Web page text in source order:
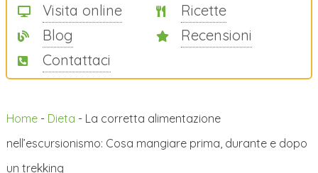
Visita online
Ricette
Blog
Recensioni
Contattaci
Home- Dieta - La corretta alimentazione
nell’escursionismo: Cosa mangiare prima, durante e dopo
un trekking